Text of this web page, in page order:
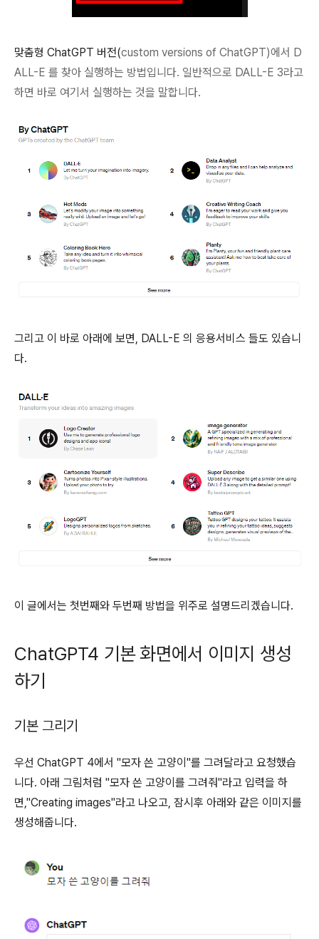
맞춤형 ChatGPT 버전(custom versions of ChatGPT)에서 D
ALL-E 를 찾아 실행하는 방법입니다. 일반적으로 DALL-E 3라고
하면 바로 여기서 실행하는 것을 말합니다.
그리고 이 바로 아래에 보면, DALL-E 의 응용서비스 들도 있습니
다.
이 글에서는 첫번째와 두번째 방법을 위주로 설명드리겠습니다.
ChatGPT4 기본 화면에서 이미지 생성
하기
기본 그리기
우선 ChatGPT 4에서 "모자 쓴 고양이"를 그려달라고 요청했습
니다. 아래 그림처럼 "모자 쓴 고양이를 그려줘"라고 입력을 하
면,"Creating images"라고 나오고, 잠시후 아래와 같은 이미지를
생성해줍니다.